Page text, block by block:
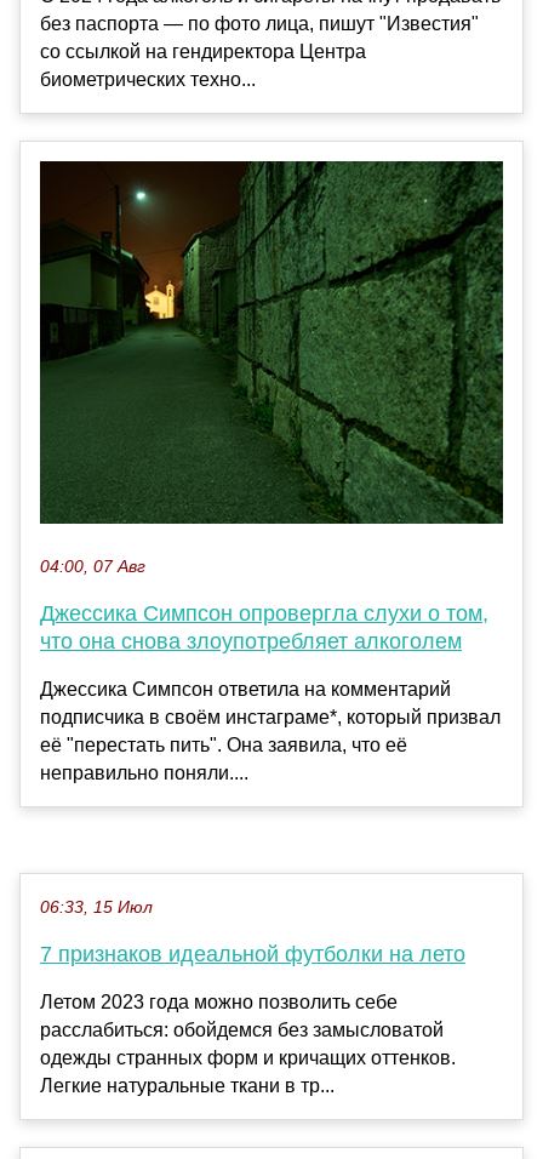
без паспорта — по фото лица, пишут "Известия"
со ссылкой на гендиректора Центра
биометрических техно...
04:00, 07 Авг
Джессика Симпсон опровергла слухи о том,
что она снова злоупотребляет алкоголем
Джессика Симпсон ответила на комментарий
подписчика в своём инстаграме*, который призвал
её "перестать пить". Она заявила, что её
неправильно поняли....
06:33, 15 Июл
7 признаков идеальной футболки на лето
Летом 2023 года можно позволить себе
расслабиться: обойдемся без замысловатой
одежды странных форм и кричащих оттенков.
Легкие натуральные ткани в тр...